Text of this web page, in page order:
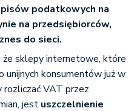
podatkowych na
na przedsiębiorców,
do sieci.
że sklepy internetowe, które
konsumentów już w
rozliczać VAT przez
jest uszczelnienie